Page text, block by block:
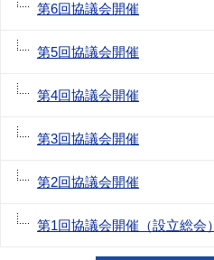
第6回協議会開催
第5回協議会開催
第4回協議会開催
第3回協議会開催
第2回協議会開催
第1回協議会開催（設立総会）